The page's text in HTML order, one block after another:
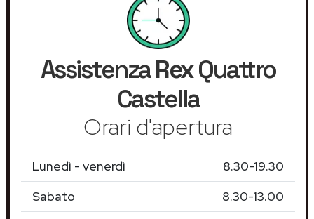
AssistenzaRexQuattro
Castella
Orari d'apertura
Lunedì - venerdì
8.30-19.30
Sabato
8.30-13.00